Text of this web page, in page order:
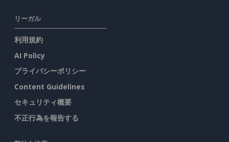
リーガル
利用規約
AI Policy
プライバシーポリシー
Content Guidelines
セキュリティ概要
不正行為を報告する